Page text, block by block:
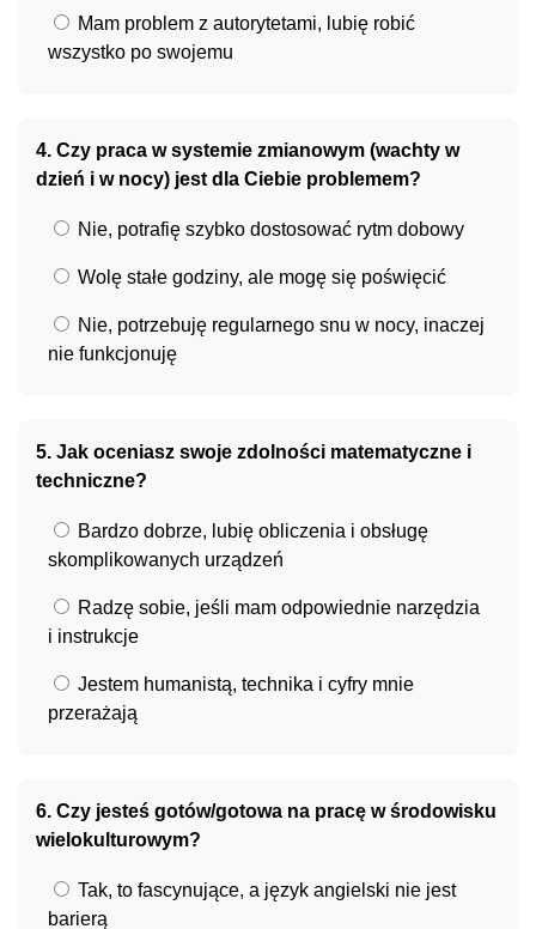
Mam problem z autorytetami, lubię robić
wszystko po swojemu
4. Czy praca w systemie zmianowym (wachty w
dzień i w nocy) jest dla Ciebie problemem?
Nie, potrafię szybko dostosować rytm dobowy
Wolę stałe godziny, ale mogę się poświęcić
Nie, potrzebuję regularnego snu w nocy, inaczej
nie funkcjonuję
5. Jak oceniasz swoje zdolności matematyczne i
techniczne?
Bardzo dobrze, lubię obliczenia i obsługę
skomplikowanych urządzeń
Radzę sobie, jeśli mam odpowiednie narzędzia
i instrukcje
Jestem humanistą, technika i cyfry mnie
przerażają
6. Czy jesteś gotów/gotowa na pracę w środowisku
wielokulturowym?
Tak, to fascynujące, a język angielski nie jest
barierą